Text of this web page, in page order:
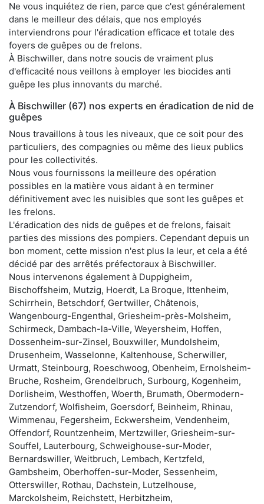
Ne vous inquiétez de rien, parce que c'est généralement
dans le meilleur des délais, que nos employés
interviendrons pour l'éradication efficace et totale des
foyers de guêpes ou de frelons.
À Bischwiller, dans notre soucis de vraiment plus
d'efficacité nous veillons à employer les biocides anti
guêpe les plus innovants du marché.
À Bischwiller (67) nos experts en éradication de nid de
guêpes
Nous travaillons à tous les niveaux, que ce soit pour des
particuliers, des compagnies ou même des lieux publics
pour les collectivités.
Nous vous fournissons la meilleure des opération
possibles en la matière vous aidant à en terminer
définitivement avec les nuisibles que sont les guêpes et
les frelons.
L'éradication des nids de guêpes et de frelons, faisait
parties des missions des pompiers. Cependant depuis un
bon moment, cette mission n'est plus la leur, et cela a été
décidé par des arrêtés préfectoraux à Bischwiller.
Nous intervenons également à Duppigheim,
Bischoffsheim, Mutzig, Hoerdt, La Broque, Ittenheim,
Schirrhein, Betschdorf, Gertwiller, Châtenois,
Wangenbourg-Engenthal, Griesheim-près-Molsheim,
Schirmeck, Dambach-la-Ville, Weyersheim, Hoffen,
Dossenheim-sur-Zinsel, Bouxwiller, Mundolsheim,
Drusenheim, Wasselonne, Kaltenhouse, Scherwiller,
Urmatt, Steinbourg, Roeschwoog, Obenheim, Ernolsheim-
Bruche, Rosheim, Grendelbruch, Surbourg, Kogenheim,
Dorlisheim, Westhoffen, Woerth, Brumath, Obermodern-
Zutzendorf, Wolfisheim, Goersdorf, Beinheim, Rhinau,
Wimmenau, Fegersheim, Eckwersheim, Vendenheim,
Offendorf, Rountzenheim, Mertzwiller, Griesheim-sur-
Souffel, Lauterbourg, Schweighouse-sur-Moder,
Bernardswiller, Weitbruch, Lembach, Kertzfeld,
Gambsheim, Oberhoffen-sur-Moder, Sessenheim,
Otterswiller, Rothau, Dachstein, Lutzelhouse,
Marckolsheim, Reichstett, Herbitzheim,